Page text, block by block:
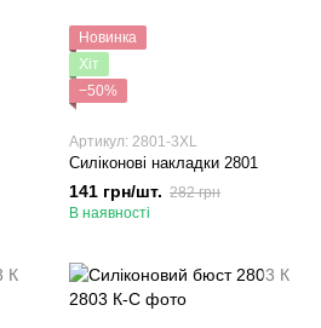
Новинка
Хіт
−50%
Артикул: 2801-3XL
Силіконові накладки 2801
141 грн/шт. 282 грн
В наявності